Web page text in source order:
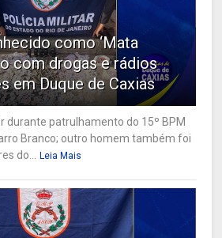
como ‘Mata
com drogas e rádios
em Duque de Caxias
durante patrulhamento do 15º BPM
Branco; outro homem também foi
do... Leia Mais